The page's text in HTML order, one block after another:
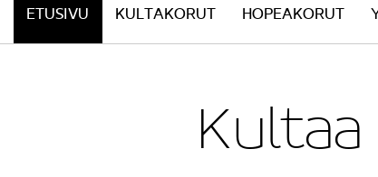
ETUSIVU KULTAKORUT HOPEAKORUT
Kultaa